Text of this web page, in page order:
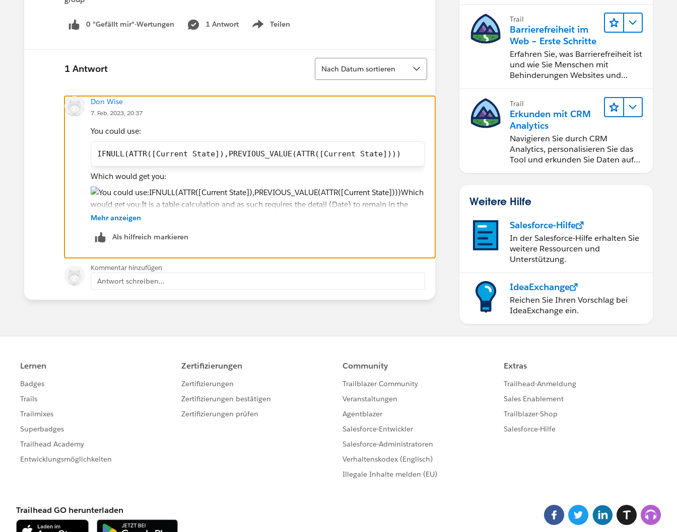
0 "Gefällt mir"-Wertungen 1 Antwort Teilen
Show menu
1 Antwort
Sortieren
Nach Datum sortieren
Don Wise
7. Feb. 2023, 20:37
You could use:
IFNULL(ATTR([Current State]),PREVIOUS_VALUE(ATTR([Current State])))
Which would get you:
It is a table calculation and as such requires the detail (Date) to remain in the view. Best, Don
Mehr anzeigen
Als hilfreich markieren
Kommentar hinzufügen
Antwort schreiben...
Zusammenarbeit bessere
Geschäftsergebnisse zu erzielen.
Trail
Barrierefreiheit im
Web – Erste Schritte
Erfahren Sie, was Barrierefreiheit ist
und wie Sie Menschen mit
Behinderungen Websites und
Trail
Erkunden mit CRM
Analytics
Navigieren Sie durch CRM
Analytics, personalisieren Sie das
Tool und erkunden Sie Daten auf
Weitere Hilfe
Salesforce-Hilfe
In der Salesforce-Hilfe erhalten Sie
weitere Ressourcen und
Unterstützung.
IdeaExchange
Reichen Sie Ihren Vorschlag bei
IdeaExchange ein.